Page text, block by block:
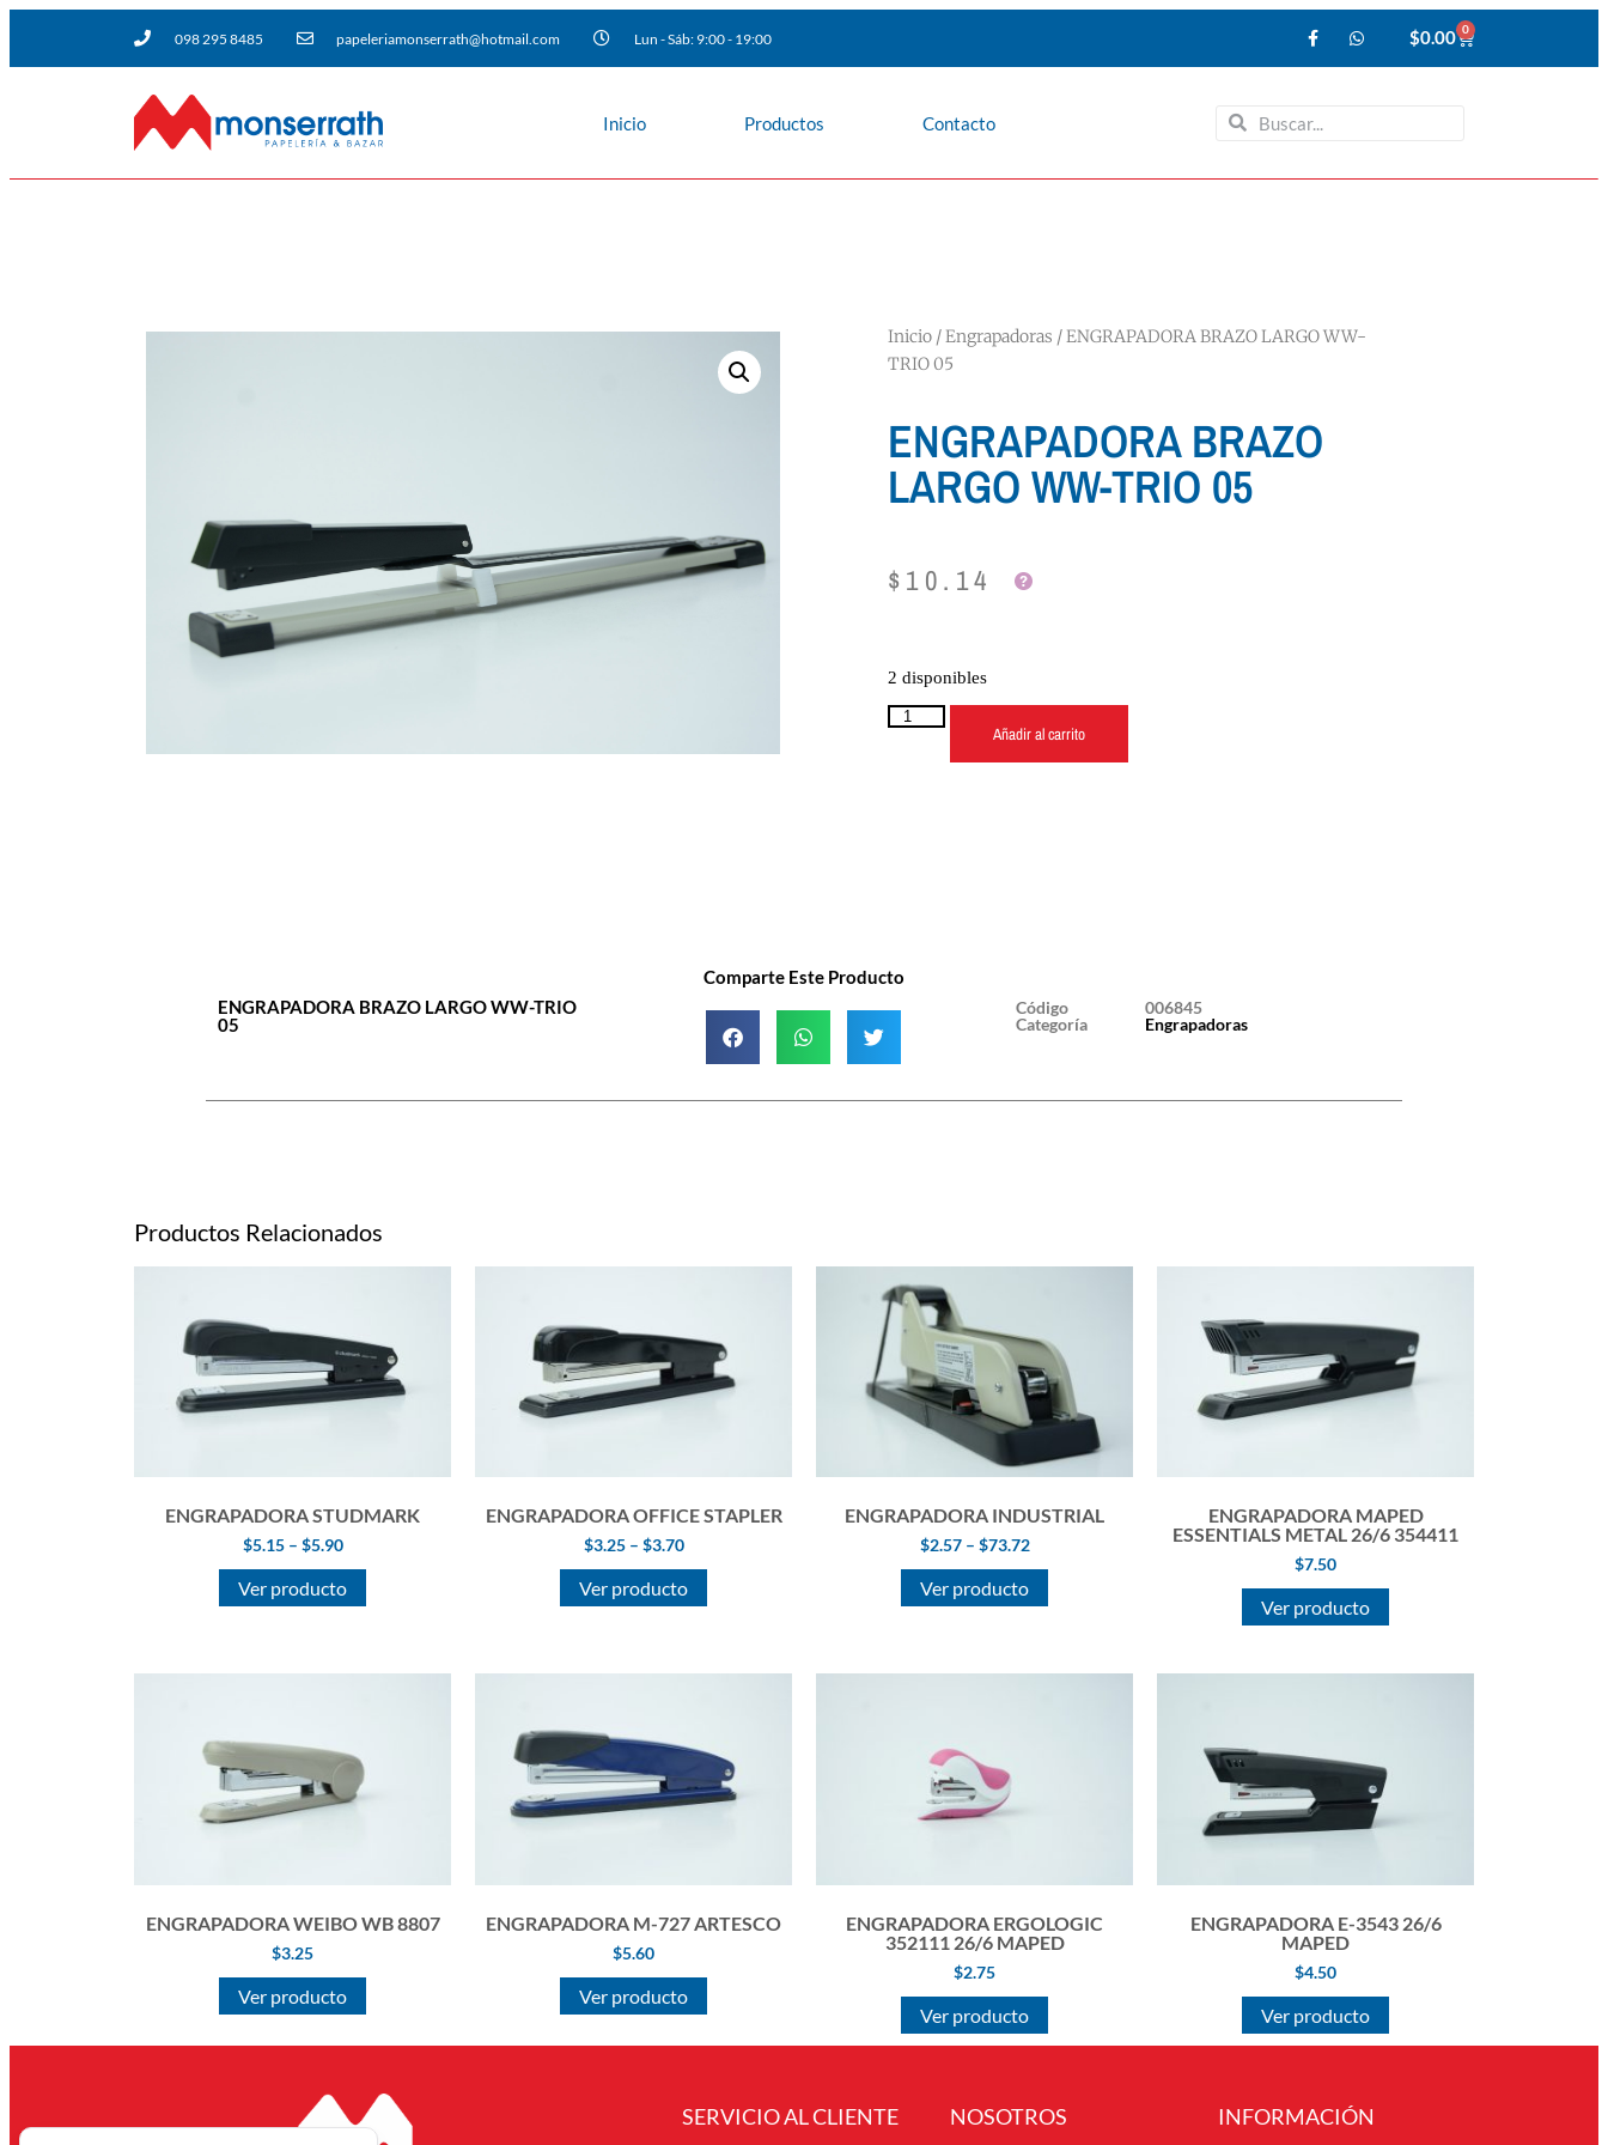
098 295 8485 papeleriamonserrath@hotmail.com Lun - Sáb: 9:00 - 19:00 $0.00 0
Inicio Productos Contacto
Inicio /Engrapadoras / ENGRAPADORA BRAZO LARGO WW-
TRIO 05
ENGRAPADORA BRAZO
LARGO WW-TRIO 05
$ 10.14
2 disponibles
Añadir al carrito
ENGRAPADORA BRAZO LARGO WW-TRIO
05
Comparte Este Producto
Código
006845
Categoría
Engrapadoras
Productos Relacionados
ENGRAPADORA STUDMARK
$5.15– $5.90
Ver producto
ENGRAPADORA OFFICE STAPLER
$3.25– $3.70
Ver producto
ENGRAPADORA INDUSTRIAL
$2.57– $73.72
Ver producto
ENGRAPADORA MAPED
ESSENTIALS METAL 26/6 354411
$7.50
Ver producto
ENGRAPADORA WEIBO WB 8807
$3.25
Ver producto
ENGRAPADORA M-727 ARTESCO
$5.60
Ver producto
ENGRAPADORA ERGOLOGIC
352111 26/6 MAPED
$2.75
Ver producto
ENGRAPADORA E-3543 26/6
MAPED
$4.50
Ver producto
SERVICIO AL CLIENTE NOSOTROS INFORMACIÓN